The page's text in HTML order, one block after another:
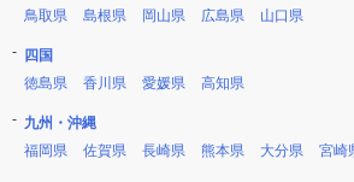
鳥取県
島根県 岡山県 広島県 山口県
四国
徳島県
香川県 愛媛県 高知県
九州・沖縄
福岡県
佐賀県 長崎県 熊本県 大分県 宮崎